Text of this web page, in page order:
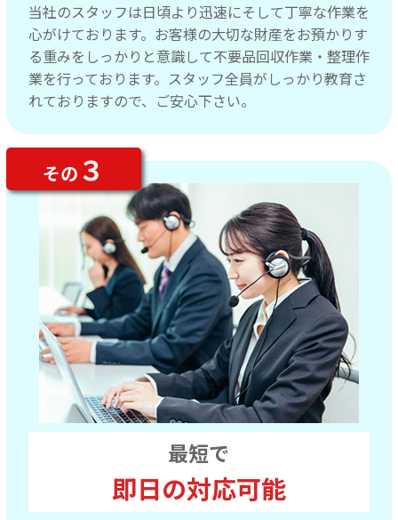
当社のスタッフは日頃より迅速にそして丁寧な作業を
心がけております。お客様の大切な財産をお預かりす
る重みをしっかりと意識して不要品回収作業・整理作
業を行っております。スタッフ全員がしっかり教育さ
れておりますので、ご安心下さい。
最短で
即日の対応可能
その ３